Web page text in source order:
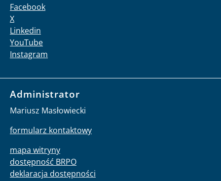
Facebook
X
Linkedin
YouTube
Instagram
Administrator
Mariusz Masłowiecki
formularz kontaktowy
mapa witryny
dostępność BRPO
deklaracja dostępności